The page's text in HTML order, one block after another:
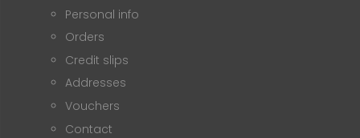
Personal info
Orders
Credit slips
Addresses
Vouchers
Contact